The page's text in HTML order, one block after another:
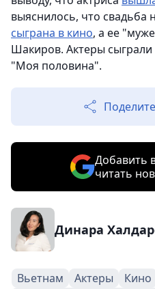
выяснилось, что свадьба
сыграна в кино, а ее
Шакиров. Актеры
"Моя половина".
Добавить
читать
Динара
Вьетнам Актеры
Кино